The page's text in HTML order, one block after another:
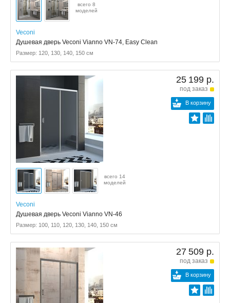
всего 8
моделей
Veconi
Душевая дверь Veconi Vianno VN-74, Easy Clean
Размер: 120, 130, 140, 150 см
25 199 р.
под заказ
В корзину
всего 14
моделей
Veconi
Душевая дверь Veconi Vianno VN-46
Размер: 100, 110, 120, 130, 140, 150 см
27 509 р.
под заказ
В корзину